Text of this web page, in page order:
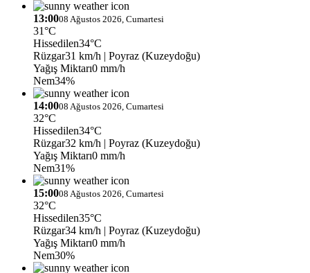
13:0008 Ağustos 2026, Cumartesi
31°C
Hissedilen34°C
Rüzgar31 km/h | Poyraz (Kuzeydoğu)
Yağış Miktarı0 mm/h
Nem34%
14:0008 Ağustos 2026, Cumartesi
32°C
Hissedilen34°C
Rüzgar32 km/h | Poyraz (Kuzeydoğu)
Yağış Miktarı0 mm/h
Nem31%
15:0008 Ağustos 2026, Cumartesi
32°C
Hissedilen35°C
Rüzgar34 km/h | Poyraz (Kuzeydoğu)
Yağış Miktarı0 mm/h
Nem30%